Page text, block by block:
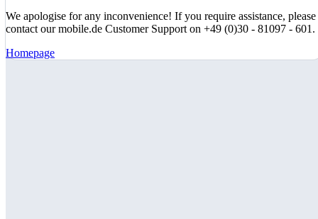
We apologise for any inconvenience! If you require assistance, please
contact our mobile.de Customer Support on +49 (0)30 - 81097 - 601.
Homepage